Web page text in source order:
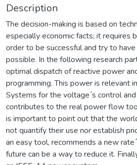
Description
The decision-making is based on
especially economic facts; it requires
order to be successful and try to
possible. In the following research
optimal dispatch of reactive power
programming. This power is relevant
Systems for the voltage ́s control
contributes to the real power flow
is important to point out that the
not quantify their use nor establish
an easy tool, recommends a new
future can be a way to reduce it.